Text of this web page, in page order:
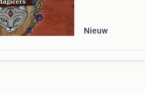
Nieuw